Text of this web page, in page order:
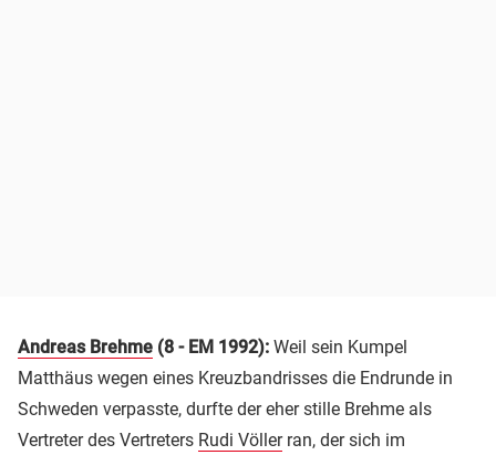
Andreas Brehme (8 - EM 1992): Weil sein Kumpel
Matthäus wegen eines Kreuzbandrisses die Endrunde in
Schweden verpasste, durfte der eher stille Brehme als
Vertreter des Vertreters Rudi Völlerran, der sich im